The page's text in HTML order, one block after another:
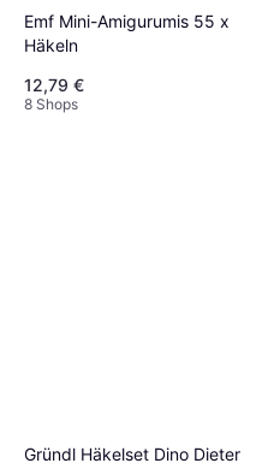
Emf Mini-Amigurumis 55 x
Häkeln
12,79 €
8 Shops
Gründl Häkelset Dino Dieter